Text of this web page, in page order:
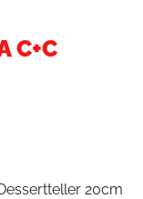
C+C
20cm